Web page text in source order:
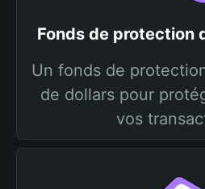
Fonds de protection
Un fonds de
de dollars pour
vos